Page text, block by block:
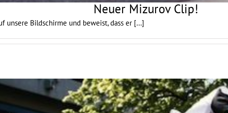
Neuer Mizurov Clip!
unsere Bildschirme und beweist, dass er [...]